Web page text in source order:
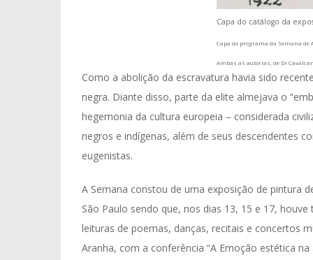
Capa do catálogo da
Capa do programa da Semana de
Ambas as autorias, de Di
Como a abolição da escravatura havia sido
negra. Diante disso, parte da elite almejava o
hegemonia da cultura europeia – considerada
negros e indígenas, além de seus descendentes
eugenistas.
A Semana constou de uma exposição de pintura
São Paulo sendo que, nos dias 13, 15 e 17,
leituras de poemas, danças, recitais e concertos
Aranha, com a conferência “A Emoção estética